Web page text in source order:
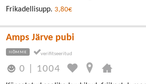
Frikadellisupp. 3,80€
Amps Järve pubi
NÕMME
0 1004